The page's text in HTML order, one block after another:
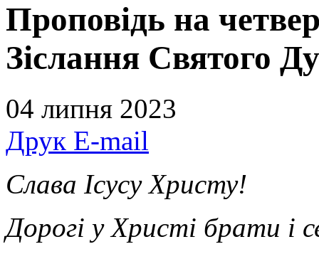
Проповідь на
Зіслання Святого
04 липня 2023
Друк E-mail
Слава Ісусу Христу!
Дорогі у Христі брати і